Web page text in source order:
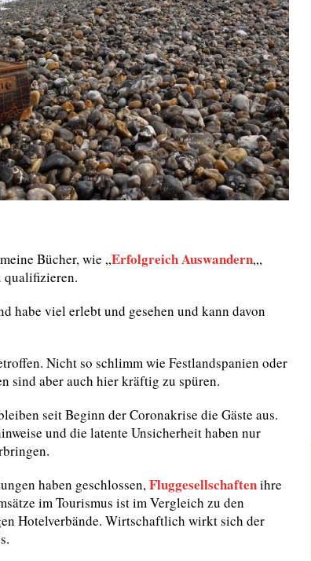
Bücher, wie „Erfolgreich Auswandern„,
qualifizieren.
habe viel erlebt und gesehen und kann davon
Nicht so schlimm wie Festlandspanien oder
sind aber auch hier kräftig zu spüren.
seit Beginn der Coronakrise die Gäste aus.
und die latente Unsicherheit haben nur
haben geschlossen,Fluggesellschaftenihre
im Tourismus ist im Vergleich zu den
Hotelverbände. Wirtschaftlich wirkt sich der